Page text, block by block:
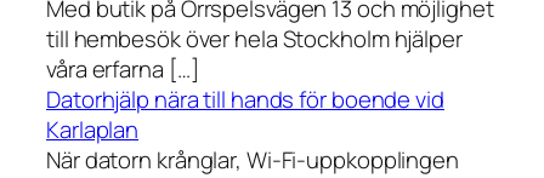
Med butik på Orrspelsvägen 13 och möjlighet
till hembesök över hela Stockholm hjälper
våra erfarna […]
Datorhjälp nära till hands för boende vid
Karlaplan
När datorn krånglar, Wi-Fi-uppkopplingen